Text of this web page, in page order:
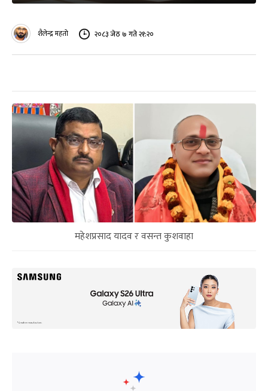
शैलेन्द्र महतो २०८३ जेठ ७ गते २१:२०
महेशप्रसाद यादव र वसन्त कुशवाहा